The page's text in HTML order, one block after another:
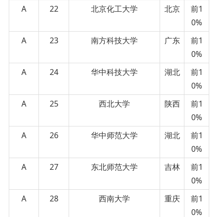
A
22 北京化工大学 北京
前1
0%
A
23 南方科技大学 广东
前1
0%
A
24 华中科技大学 湖北
前1
0%
A
25 西北大学 陕西
前1
0%
A
26 华中师范大学 湖北
前1
0%
A
27 东北师范大学 吉林
前1
0%
A
28 西南大学 重庆
前1
0%